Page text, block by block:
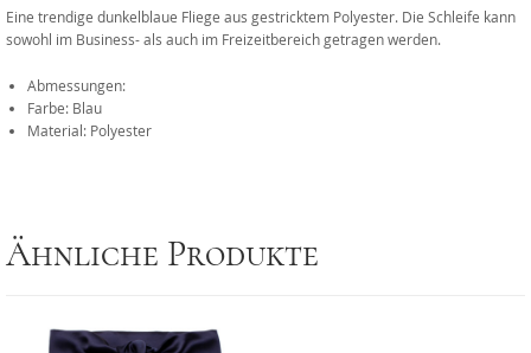
Eine trendige dunkelblaue Fliege aus gestricktem Polyester. Die Schleife kann
sowohl im Business- als auch im Freizeitbereich getragen werden.
Abmessungen:
Farbe: Blau
Material: Polyester
Ähnliche Produkte